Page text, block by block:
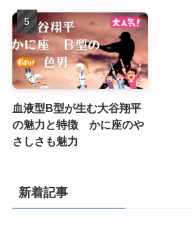
血液型B型が生む大谷翔平
の魅力と特徴 かに座のや
さしさも魅力
新着記事